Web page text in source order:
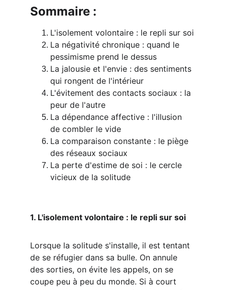
Sommaire :
L'isolement volontaire : le repli sur soi
La négativité chronique : quand le
pessimisme prend le dessus
La jalousie et l'envie : des sentiments
qui rongent de l'intérieur
L'évitement des contacts sociaux : la
peur de l'autre
La dépendance affective : l'illusion
de combler le vide
La comparaison constante : le piège
des réseaux sociaux
La perte d'estime de soi : le cercle
vicieux de la solitude
1. L'isolement volontaire : le repli sur soi
Lorsque la solitude s'installe, il est tentant
de se réfugier dans sa bulle. On annule
des sorties, on évite les appels, on se
coupe peu à peu du monde. Si à court